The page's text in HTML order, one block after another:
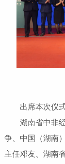
出席本次仪
湖南省中非
争、中国（湖南
主任邓友、湖南